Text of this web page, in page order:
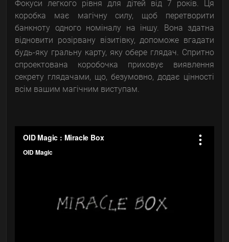
Фокуси легкого рівня для дітей від 7 років. Ця
коробка має магічну силу, щоб перетворити
банкноту одного номіналу на іншу. Вона здатна
відновити розірвану візитівку, допоможе вгадати
будь-яку гральну карту, яку обере глядач. Спритно
спроектована коробочка приховує виявлення
секрету глядачами, що, безумовно, додає цінності
всім вашим магічним виступам.